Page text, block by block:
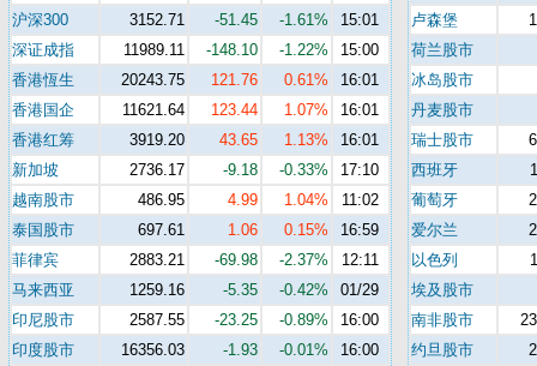
沪深300
3152.71 -51.45 -1.61%
15:01
深证成指
11989.11 -148.10 -1.22%
15:00
香港恆生
20243.75 121.76 0.61%
16:01
香港国企
11621.64 123.44 1.07%
16:01
香港红筹
3919.20 43.65 1.13%
16:01
新加坡
2736.17 -9.18 -0.33%
17:10
越南股市
486.95 4.99 1.04%
11:02
泰国股市
697.61 1.06 0.15%
16:59
菲律宾
2883.21 -69.98 -2.37%
12:11
马来西亚
1259.16 -5.35 -0.42%
01/29
印尼股市
2587.55 -23.25 -0.89%
16:00
印度股市
16356.03 -1.93 -0.01%
16:00
卢森堡
荷兰股市
冰岛股市
丹麦股市
瑞士股市
西班牙
葡萄牙
爱尔兰
以色列
埃及股市
南非股市
约旦股市